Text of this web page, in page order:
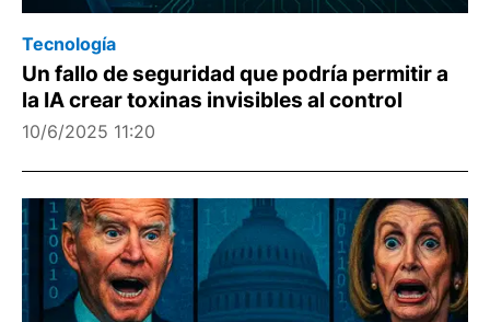
Tecnología
Un fallo de seguridad que podría permitir a
la IA crear toxinas invisibles al control
10/6/2025 11:20